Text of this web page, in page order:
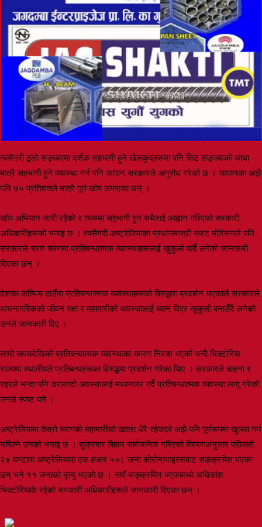
त्यसैगरी ठूलो सङ्ख्यामा दर्शक सहभागी हुने खेलकुदहरूमा पनि सिट सङ्ख्याको आधा
मात्रै सहभागी हुने व्यवस्था गर्न पनि जापान सरकारले अनुरोध गरेको छ । जापानका अझै
पनि ७५ प्रतिशतले मात्रै पूर्ण खोप लगाएका छन् ।
खोप अभियान जारी रहेको र त्यसमा सहभागी हुन सबैलाई आह्वान गरिएको सरकारी
अधिकारीहरूको भनाइ छ । त्यसैगरी अष्ट्रेलियाका प्रधानमन्त्री स्कट मोरिसनले पनि
सरकारले चरण चरणमा प्रतिबन्धात्मक व्यवस्थाहरूलाई खुकुलो पार्दै लगेको जानकारी
दिएका छन् ।
देशका कतिपय ठाउँमा प्रतिबन्धात्मक व्यवस्थाहरूको विरुद्धमा प्रदर्शन भएकाले सरकारले
आमनागरिकको जीवन रक्षा र महामारीको अवस्थालाई ध्यान दिएर खुकुलो बनाउँदै लगेको
उनले जानकारी दिए ।
लामो समयदेखिको प्रतिबन्धात्मक व्यवस्थाका कारण निराश भएको भन्दै भिक्टोरिया
राज्यमा स्थानीयले प्रतिबन्धहरूका विरुद्धमा प्रदर्शन गरेका थिए । सरकारले चाहना र
रहरले भन्दा पनि डरलाग्दो अवस्थालाई मध्यनजर गर्दै प्रतिबन्धात्मक व्यवस्था लागू गरेको
उनले स्पष्ट पारे ।
अष्ट्रेलियामा तेस्रो चरणको महामारीको खतरा धेरै रहेकाले अझै पनि पूर्णरूपमा खुल्ला गर्न
नमिल्ने उनको भनाइ छ । शुक्रबार बिहान सार्वजनिक गरिएको विवरणअनुसार पछिल्लो
२४ घण्टामा अष्ट्रेलियामा एक हजार ५०८ जना कोरोनाभाइरसबाट सङ्क्रमित भएका
छन् भने ११ जनाको मृत्यु भएको छ । नयाँ सङ्क्रमित भएकामध्ये अधिकांश
भिक्टोरियाकै रहेको सरकारी अधिकारीहरूले जानकारी दिएका छन् ।